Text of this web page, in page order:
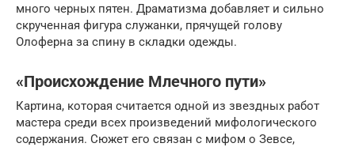
много черных пятен. Драматизма добавляет и сильно
скрученная фигура служанки, прячущей голову
Олоферна за спину в складки одежды.
«Происхождение Млечного пути»
Картина, которая считается одной из звездных работ
мастера среди всех произведений мифологического
содержания. Сюжет его связан с мифом о Зевсе,